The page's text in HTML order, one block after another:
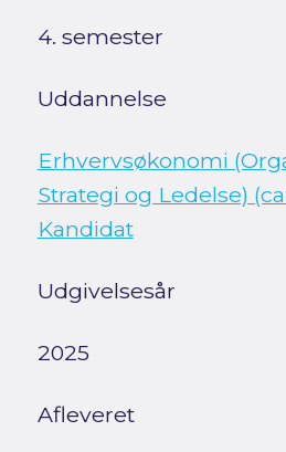
4. semester
Uddannelse
Erhvervsøkonomi
Strategi og Ledelse)
Kandidat
Udgivelsesår
2025
Afleveret